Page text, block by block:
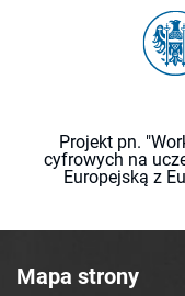
Projekt pn.
cyfrowych na
Europejską z
Mapa strony